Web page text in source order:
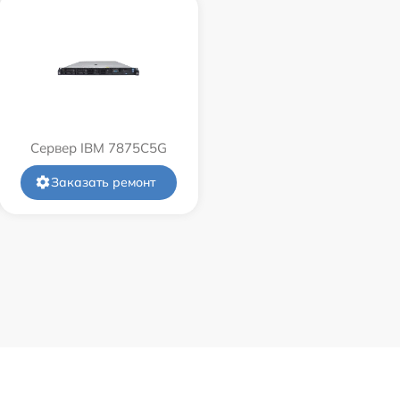
Сервер IBM 7875C5G
Заказать ремонт